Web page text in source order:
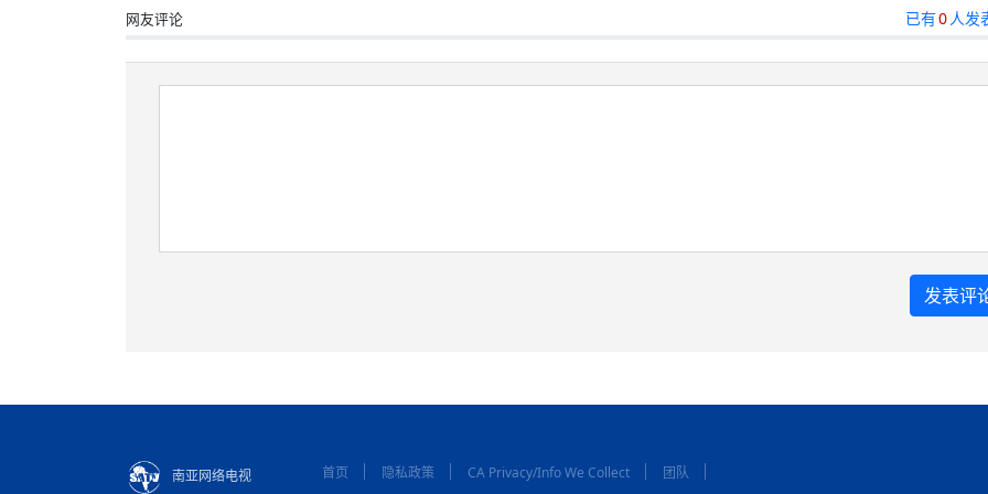
网友评论 已有0人发
南亚网络电视 首页 隐私政策 CA Privacy/Info We Collect 团队